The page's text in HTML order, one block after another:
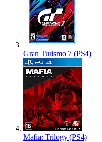
Gran Turismo 7 (PS4)
Mafia: Trilogy (PS4)